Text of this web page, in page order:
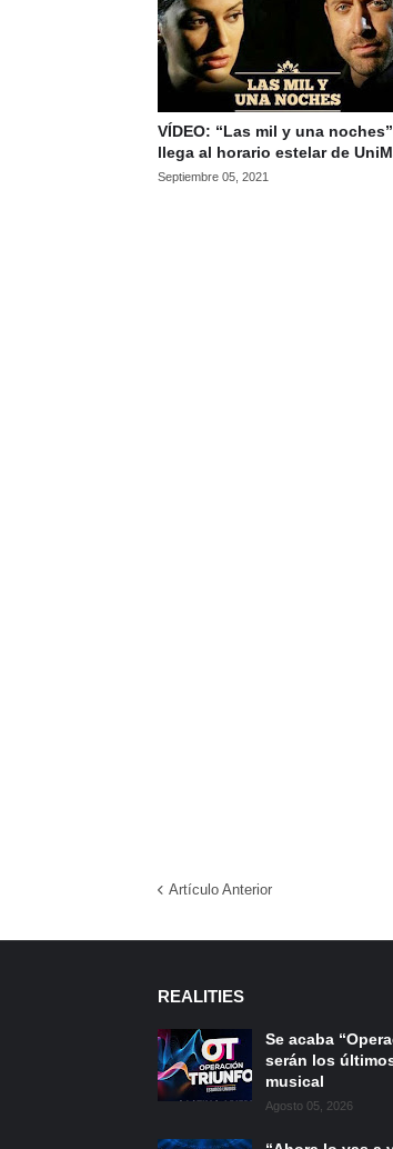
VÍDEO: “Las mil y una noches”
llega al horario estelar de
Septiembre 05, 2021
Artículo Anterior
REALITIES
Se acaba
serán los
musical
Agosto 05, 2026